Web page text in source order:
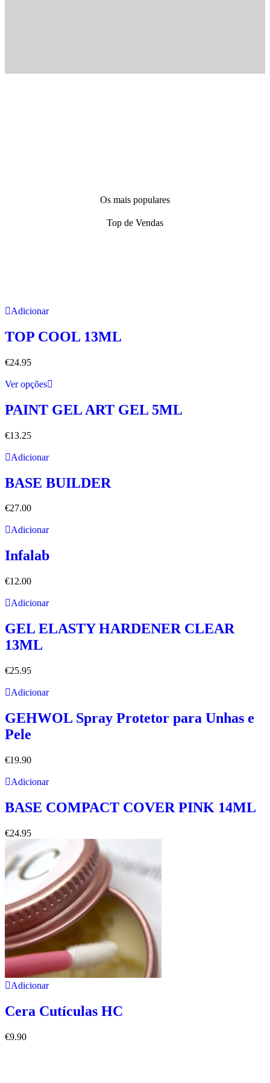
Os mais populares
Top de Vendas
Adicionar
TOP COOL 13ML
€24.95
Ver opções
PAINT GEL ART GEL 5ML
€13.25
Adicionar
BASE BUILDER
€27.00
Adicionar
Infalab
€12.00
Adicionar
GEL ELASTY HARDENER CLEAR
13ML
€25.95
Adicionar
GEHWOL Spray Protetor para Unhas e
Pele
€19.90
Adicionar
BASE COMPACT COVER PINK 14ML
€24.95
Adicionar
Cera Cutículas HC
€9.90